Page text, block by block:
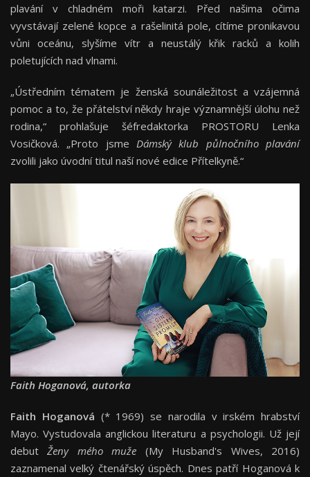
plavání v chladném moři katarzi. Před našima očima
vyvstávají zelené kopce a rašelinitá pole, cítíme pronikavou
vůni oceánu, slyšíme vítr a neustálý křik racků a kolih
poletujících nad vlnami.
„Ústředním tématem je ženská sounáležitost a vzájemná
pomoc a to, že přátelství někdy hraje významnější úlohu než
rodina,“ prohlašuje šéfredaktorka PROSTORU Lenka
Vosičková. „Proto jsme Dámský klub půlnočního plavání
zvolili jako úvodní titul naší nové edice Přítelkyně.“
Faith Hoganová, autorka
Faith Hoganová (* 1969) se narodila v irském hrabství
Mayo. Vystudovala anglickou literaturu a psychologii. Už její
debutŽeny mého muže (My Husband's Wives, 2016)
zaznamenal velký čtenářský úspěch. Dnes patří Hoganová k